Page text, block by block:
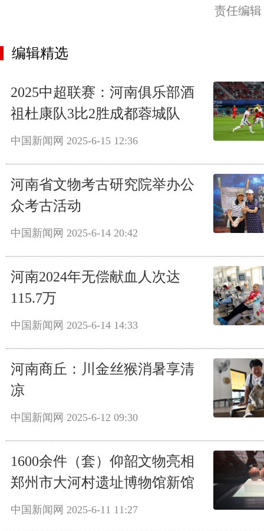
责任编
编辑精选
2025中超联赛：河南俱乐部酒
祖杜康队3比2胜成都蓉城队
中国新闻网 2025-6-15 12:36
河南省文物考古研究院举办公
众考古活动
中国新闻网 2025-6-14 20:42
河南2024年无偿献血人次达
115.7万
中国新闻网 2025-6-14 14:33
河南商丘：川金丝猴消暑享清
凉
中国新闻网 2025-6-12 09:30
1600余件（套）仰韶文物亮相
郑州市大河村遗址博物馆新馆
中国新闻网 2025-6-11 11:27